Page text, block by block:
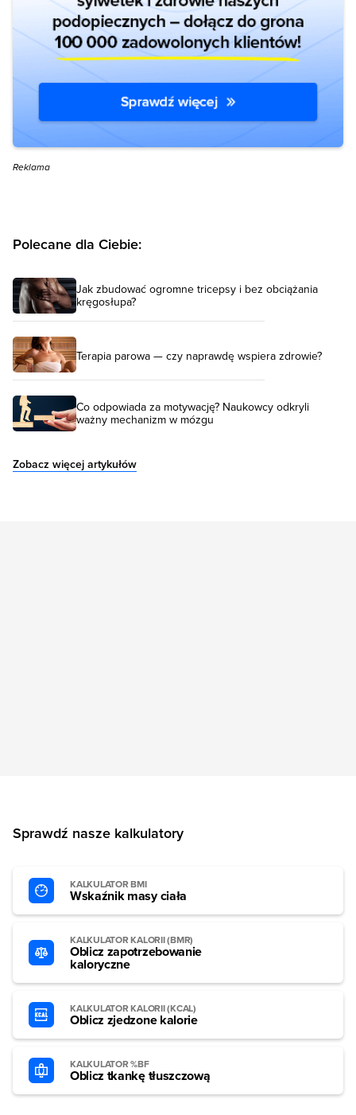
Reklama
Polecane dla Ciebie:
Jak zbudować ogromne tricepsy i bez obciążania
kręgosłupa?
Terapia parowa — czy naprawdę wspiera zdrowie?
Co odpowiada za motywację? Naukowcy odkryli
ważny mechanizm w mózgu
Zobacz więcej artykułów
Sprawdź nasze kalkulatory
KALKULATOR BMI
Wskaźnik masy ciała
KALKULATOR KALORII (BMR)
Oblicz zapotrzebowanie
kaloryczne
KALKULATOR KALORII (KCAL)
Oblicz zjedzone kalorie
KALKULATOR %BF
Oblicz tkankę tłuszczową